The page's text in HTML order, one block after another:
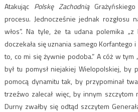
Atakując Polskę Zachodnią
procesu. Jednocześnie jednak rozgłosu
włos”. Na tyle, że ta udana polemika
doczekała się uznania samego Korfantego
to, co mi się żywnie podoba.” A cóż w tym
był tu pomysł niejakiej Wielopolskiej, by
pomocą dynamitu tak, by przypominał
trzeźwo zalecał więc, by innym
Durny zwałby się odtąd szczytem